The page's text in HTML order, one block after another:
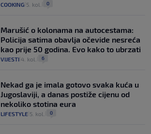
COOKING 5. kol. 0
Marušić o kolonama na autocestama:
Policija satima obavlja očevide nesreća
kao prije 50 godina. Evo kako to ubrzati
VIJESTI 4. kol. 6
Nekad ga je imala gotovo svaka kuća u
Jugoslaviji, a danas postiže cijenu od
nekoliko stotina eura
LIFESTYLE 5. kol. 0